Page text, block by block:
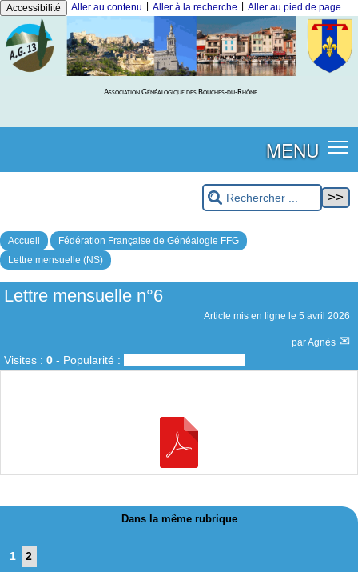
Accessibilité Aller au contenu Aller à la recherche Aller au pied de page
Association Généalogique des Bouches-du-Rhône
MENU
Accueil
Fédération Française de Généalogie FFG
Lettre mensuelle (NS)
Lettre mensuelle n°6
Article mis en ligne le 5 avril 2026
parAgnès
Visites : 0 - Popularité :
Dans la même rubrique
1 2